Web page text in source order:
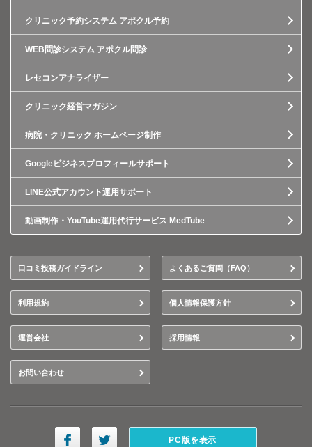
クリニック予約システム アポクル予約
WEB問診システム アポクル問診
レセコンアナライザー
クリニック経営マガジン
病院・クリニック ホームページ制作
Googleビジネスプロフィールサポート
LINE公式アカウント運用サポート
動画制作・YouTube運用代行サービス MedTube
口コミ投稿ガイドライン よくあるご質問（FAQ）
利用規約 個人情報保護方針
運営会社 採用情報
お問い合わせ
PC版を表示